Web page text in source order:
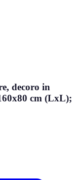
decoro in
cm (LxL);